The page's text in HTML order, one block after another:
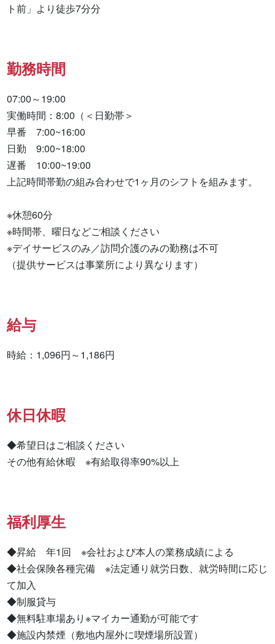
ト前」より徒歩7分分
勤務時間
07:00～19:00
実働時間：8:00（＜日勤帯＞
早番　7:00~16:00
日勤　9:00~18:00
遅番　10:00~19:00
上記時間帯勤の組み合わせで1ヶ月のシフトを組みます。
※休憩60分
※時間帯、曜日などご相談ください
※デイサービスのみ／訪問介護のみの勤務は不可
（提供サービスは事業所により異なります）
給与
時給：1,096円～1,186円
休日休暇
◆希望日はご相談ください
その他有給休暇　※有給取得率90%以上
福利厚生
◆昇給　年1回　※会社および本人の業務成績による
◆社会保険各種完備　※法定通り就労日数、就労時間に応じ
て加入
◆制服貸与
◆無料駐車場あり※マイカー通勤が可能です
◆施設内禁煙（敷地内屋外に喫煙場所設置）